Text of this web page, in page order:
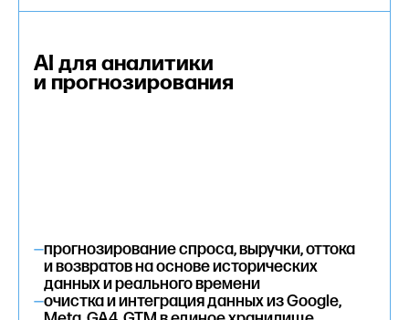
AI для аналитики
и прогнозирования
—прогнозирование спроса, выручки, оттока
и возвратов на основе исторических
данных и реального времени
—очистка и интеграция данных из Google,